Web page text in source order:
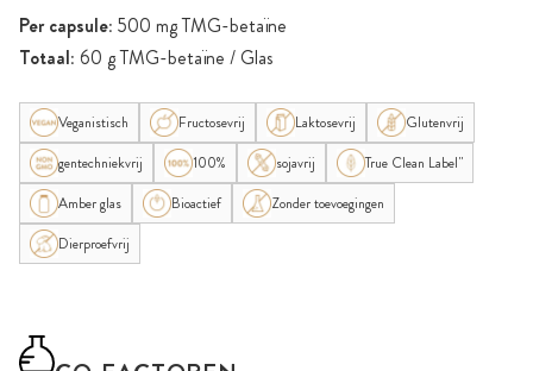
Per capsule: 500 mg TMG-betaïne
Totaal: 60 g TMG-betaïne / Glas
Veganistisch Fructosevrij Laktosevrij
Glutenvrij
gentechniekvrij
100% sojavrij
True Clean Label"
Amber glas
Bioactief
Zonder toevoegingen
Dierproefvrij